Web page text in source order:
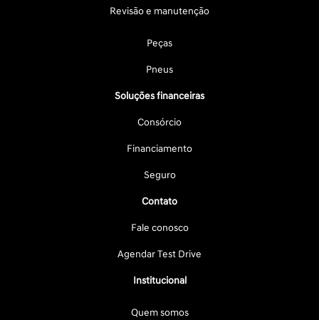
Revisão e manutenção
Peças
Pneus
Soluções financeiras
Consórcio
Financiamento
Seguro
Contato
Fale conosco
Agendar Test Drive
Institucional
Quem somos